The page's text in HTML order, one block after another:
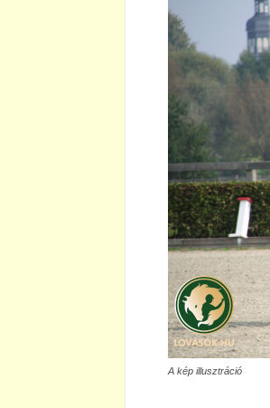
A kép illusztráció